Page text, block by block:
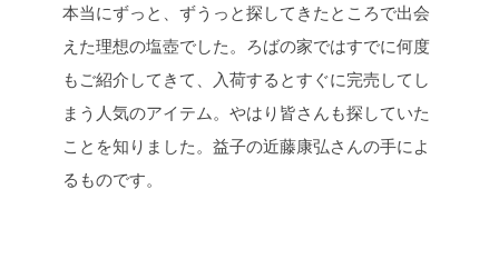
本当にずっと、ずうっと探してきたところで出会
えた理想の塩壺でした。ろばの家ではすでに何度
もご紹介してきて、入荷するとすぐに完売してし
まう人気のアイテム。やはり皆さんも探していた
ことを知りました。益子の近藤康弘さんの手によ
るものです。